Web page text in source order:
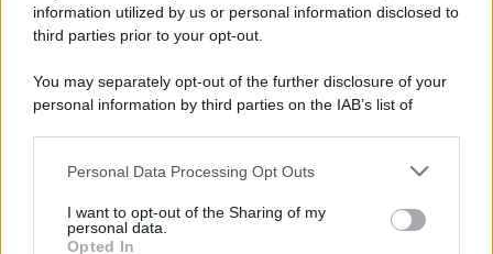
information utilized by us or personal information disclosed to
third parties prior to your opt-out.
You may separately opt-out of the further disclosure of your
personal information by third parties on the IAB’s list of
This information may also be disclosed by us to third parties
disclose it to other third parties.
Personal Data Processing Opt Outs
I want to opt-out of the Sharing of my
personal data.
Opted In